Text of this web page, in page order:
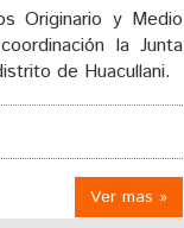
Originario y Medio
la Junta
de Huacullani.
Ver mas »